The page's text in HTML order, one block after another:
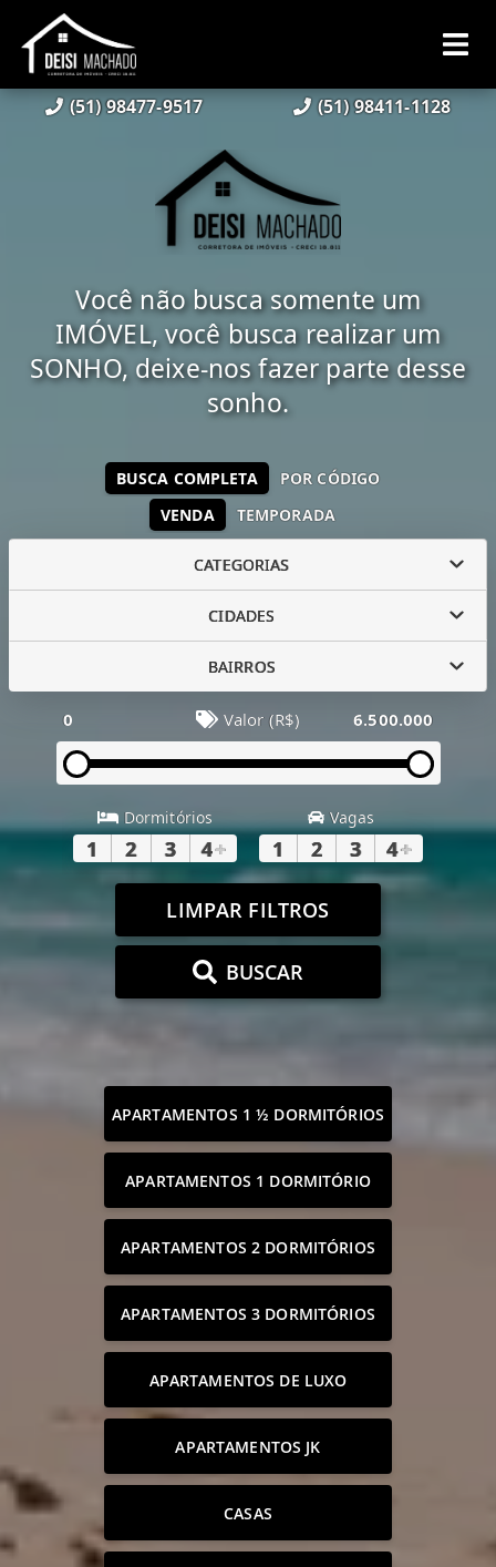
(51) 98477-9517 (51) 98411-1128
Você não busca somente um
IMÓVEL, você busca realizar um
SONHO, deixe-nos fazer parte desse
sonho.
VENDA TEMPORADA
BUSCA COMPLETA POR CÓDIGO
CATEGORIAS
CIDADES
BAIRROS
0 Valor (R$) 6.500.000
Dormitórios
1 2 3 4+
Vagas
1 2 3 4+
LIMPAR FILTROS
BUSCAR
APARTAMENTOS 1 ½ DORMITÓRIOS
APARTAMENTOS 1 DORMITÓRIO
APARTAMENTOS 2 DORMITÓRIOS
APARTAMENTOS 3 DORMITÓRIOS
APARTAMENTOS DE LUXO
APARTAMENTOS JK
CASAS